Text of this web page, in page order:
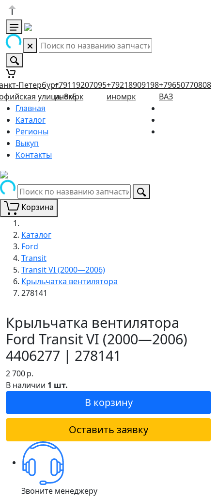
Петербург,
улица, 8к5
+79119207095
иномрк
+79218909198
иномрк
+79650770808
ВАЗ
Главная
Каталог
Регионы
Выкуп
Контакты
Корзина
Каталог
Ford
Transit
Transit VI (2000—2006)
Крыльчатка вентилятора
278141
Крыльчатка вентилятора
Ford Transit VI (2000—2006)
4406277 | 278141
2 700р.
В наличии 1 шт.
В корзину
Оставить заявку
Звоните менеджеру